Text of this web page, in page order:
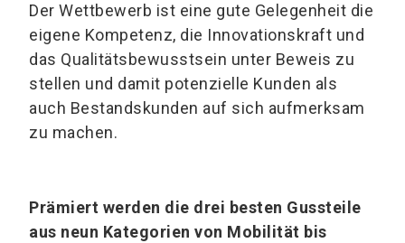
Der Wettbewerb ist eine gute Gelegenheit die
eigene Kompetenz, die Innovationskraft und
das Qualitätsbewusstsein unter Beweis zu
stellen und damit potenzielle Kunden als
auch Bestandskunden auf sich aufmerksam
zu machen.
Prämiert werden die drei besten Gussteile
aus neun Kategorien von Mobilität bis